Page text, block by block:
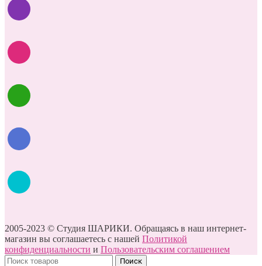
2005-2023 © Студия ШАРИКИ. Обращаясь в наш интернет-
магазин вы соглашаетесь с нашей Политикой
конфиденциальности и Пользовательским соглашением
Поиск